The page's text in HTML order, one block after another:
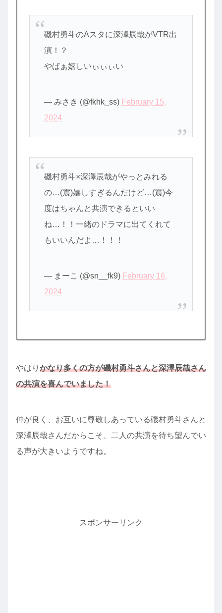
磯村勇斗のAスタに深澤辰哉がVTR出
演！？
やばぁ嬉しいぃぃぃい
— みさき (@fkhk_ss) February 15,
2024
磯村勇斗×深澤辰哉がやっとみれる
の…(震)嬉しすぎるんだけど…(震)今
度はちゃんと共演できるといい
ね…！！一緒のドラマに出てくれて
もいいんだよ…！！！
— まーこ (@sn__fk9) February 16,
2024
やはり かなり多くの方が磯村勇斗さんと深澤辰哉さん
の共演を喜んでいました！
仲が良く、お互いに尊敬しあっている磯村勇斗さんと
深澤辰哉さんだからこそ、二人の共演を待ち望んでい
る声が大きいようですね。
スポンサーリンク